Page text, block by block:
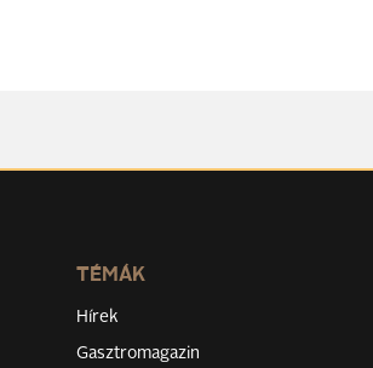
TÉMÁK
Hírek
Gasztromagazin